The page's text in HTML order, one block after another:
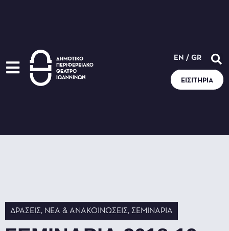
EN / GR
ΕΙΣΙΤΉΡΙΑ
ΔΡΆΣΕΙΣ, ΝΈΑ & ΑΝΑΚΟΙΝΏΣΕΙΣ, ΣΕΜΙΝΆΡΙΑ